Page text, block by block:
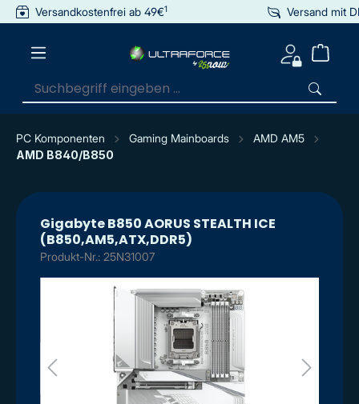
springen
Versandkostenfrei ab 49€1 Versand mit
PC Komponenten Gaming Mainboards
AMD AM5
AMD B840/B850
Gigabyte B850 AORUS STEALTH ICE
(B850,AM5,ATX,DDR5)
Produkt-Nr.: 25N31007